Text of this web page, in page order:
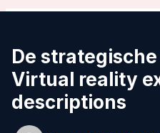
De
Virtual reality
descriptions